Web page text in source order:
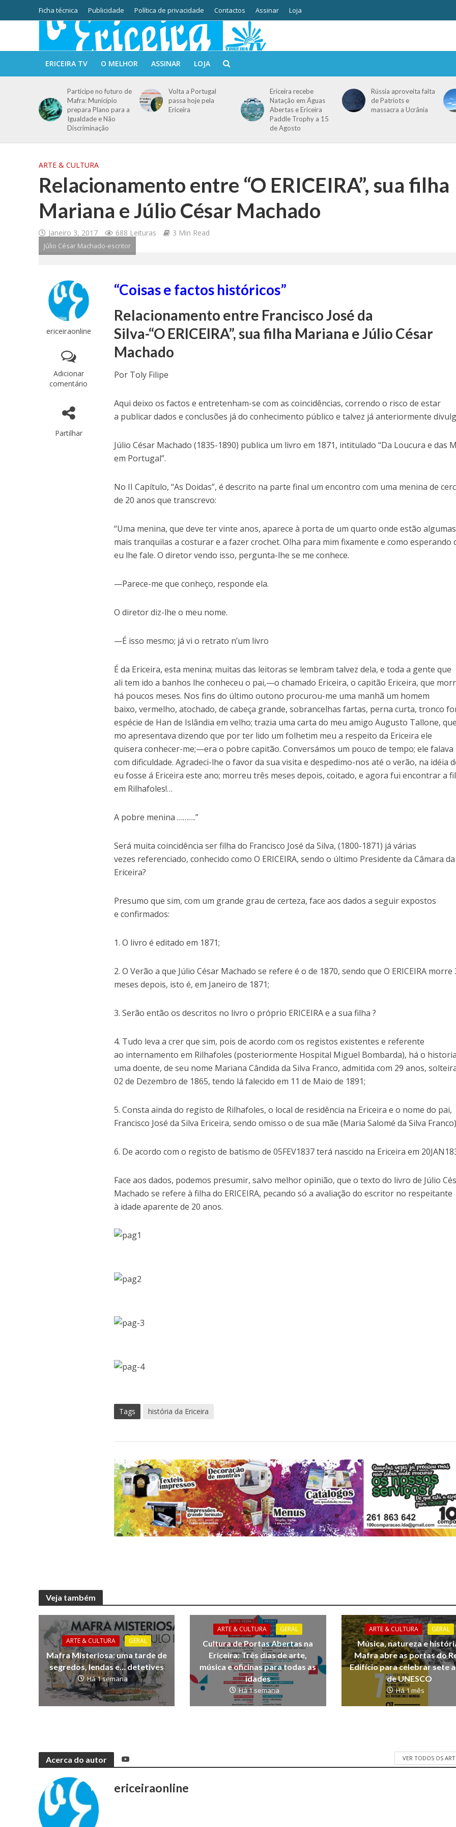
Ficha técnica Publicidade Política de privacidade Contactos Assinar Loja
ERICEIRA TV O MELHOR ASSINAR LOJA
Participe no futuro de
Mafra: Município
prepara Plano para a
Igualdade e Não
Discriminação
Volta a Portugal
passa hoje pela
Ericeira
Ericeira recebe
Natação em Águas
Abertas e Ericeira
Paddle Trophy a 15
de Agosto
Rússia aproveita falta
de Patriots e
massacra a Ucrânia
ARTE & CULTURA
Relacionamento entre “O ERICEIRA”, sua filha
Mariana e Júlio César Machado
Janeiro 3, 2017 688 Leituras 3 Min Read
Júlio César Machado-escritor
ericeiraonline
Adicionar
comentário
Partilhar
“Coisas e factos históricos”
Relacionamento entre Francisco José da
Silva-“O ERICEIRA”, sua filha Mariana e Júlio César
Machado
Por Toly Filipe
Aqui deixo os factos e entretenham-se com as coincidências, correndo o risco de estar
a publicar dados e conclusões já do conhecimento público e talvez já anteriormente
Júlio César Machado (1835-1890) publica um livro em 1871, intitulado “Da Loucura e das
em Portugal”.
No II Capítulo, “As Doidas”, é descrito na parte final um encontro com uma menina de
de 20 anos que transcrevo:
“Uma menina, que deve ter vinte anos, aparece à porta de um quarto onde estão algumas
mais tranquilas a costurar e a fazer crochet. Olha para mim fixamente e como esperando
eu lhe fale. O diretor vendo isso, pergunta-lhe se me conhece.
—Parece-me que conheço, responde ela.
O diretor diz-lhe o meu nome.
—É isso mesmo; já vi o retrato n’um livro
É da Ericeira, esta menina; muitas das leitoras se lembram talvez dela, e toda a gente que
ali tem ido a banhos lhe conheceu o pai,—o chamado Ericeira, o capitão Ericeira, que
há poucos meses. Nos fins do último outono procurou-me uma manhã um homem
baixo, vermelho, atochado, de cabeça grande, sobrancelhas fartas, perna curta, tronco
espécie de Han de Islândia em velho; trazia uma carta do meu amigo Augusto Tallone, que
mo apresentava dizendo que por ter lido um folhetim meu a respeito da Ericeira ele
quisera conhecer-me;—era o pobre capitão. Conversámos um pouco de tempo; ele falava
com dificuldade. Agradeci-lhe o favor da sua visita e despedimo-nos até o verão, na idéia
eu fosse á Ericeira este ano; morreu três meses depois, coitado, e agora fui encontrar a
em Rilhafoles!…
A pobre menina ……….”
Será muita coincidência ser filha do Francisco José da Silva, (1800-1871) já várias
vezes referenciado, conhecido como O ERICEIRA, sendo o último Presidente da Câmara da
Ericeira?
Presumo que sim, com um grande grau de certeza, face aos dados a seguir expostos
e confirmados:
1. O livro é editado em 1871;
2. O Verão a que Júlio César Machado se refere é o de 1870, sendo que O ERICEIRA morre
meses depois, isto é, em Janeiro de 1871;
3. Serão então os descritos no livro o próprio ERICEIRA e a sua filha ?
4. Tudo leva a crer que sim, pois de acordo com os registos existentes e referente
ao internamento em Rilhafoles (posteriormente Hospital Miguel Bombarda), há o
uma doente, de seu nome Mariana Cândida da Silva Franco, admitida com 29 anos,
02 de Dezembro de 1865, tendo lá falecido em 11 de Maio de 1891;
5. Consta ainda do registo de Rilhafoles, o local de residência na Ericeira e o nome do pai,
Francisco José da Silva Ericeira, sendo omisso o de sua mãe (Maria Salomé da Silva
6. De acordo com o registo de batismo de 05FEV1837 terá nascido na Ericeira em
Face aos dados, podemos presumir, salvo melhor opinião, que o texto do livro de Júlio
Machado se refere à filha do ERICEIRA, pecando só a avaliação do escritor no respeitante
à idade aparente de 20 anos.
Tags história da Ericeira
Veja também
ARTE & CULTURA GERAL
Mafra Misteriosa: uma tarde de
segredos, lendas e… detetives
Há 1 semana
ARTE & CULTURA GERAL
Cultura de Portas Abertas na
Ericeira: Três dias de arte,
música e oficinas para todas as
idades
Há 1 semana
ARTE & CULTURA GERAL
Música, natureza e
Mafra abre as portas do
Edifício para celebrar sete
de UNESCO
Há 1 mês
Acerca do autor VER TODOS OS
ericeiraonline